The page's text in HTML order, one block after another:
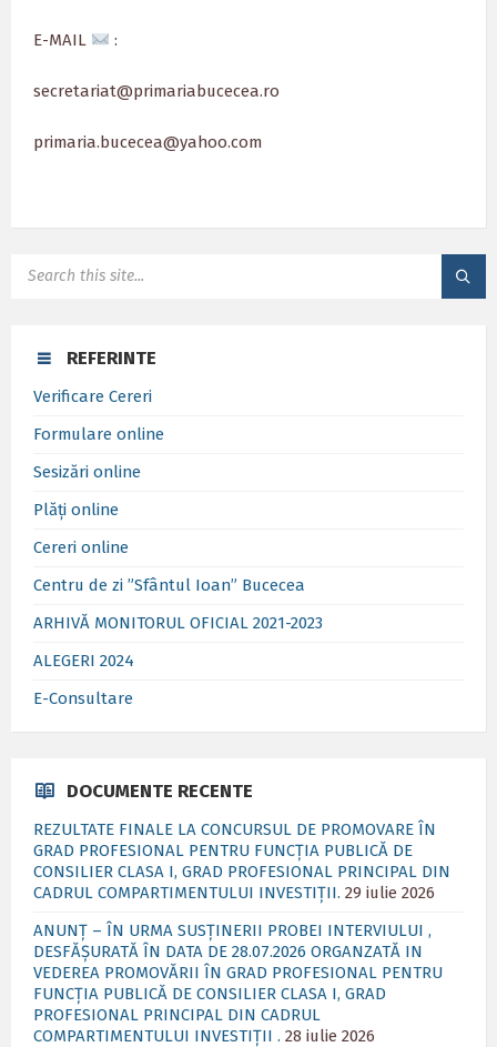
E-MAIL :
secretariat@primariabucecea.ro
primaria.bucecea@yahoo.com
REFERINTE
Verificare Cereri
Formulare online
Sesizări online
Plăți online
Cereri online
Centru de zi ”Sfântul Ioan” Bucecea
ARHIVĂ MONITORUL OFICIAL 2021-2023
ALEGERI 2024
E-Consultare
DOCUMENTE RECENTE
REZULTATE FINALE LA CONCURSUL DE PROMOVARE ÎN
GRAD PROFESIONAL PENTRU FUNCȚIA PUBLICĂ DE
CONSILIER CLASA I, GRAD PROFESIONAL PRINCIPAL DIN
CADRUL COMPARTIMENTULUI INVESTIȚII. 29 iulie 2026
ANUNȚ – ÎN URMA SUSȚINERII PROBEI INTERVIULUI ,
DESFĂȘURATĂ ÎN DATA DE 28.07.2026 ORGANZATĂ IN
VEDEREA PROMOVĂRII ÎN GRAD PROFESIONAL PENTRU
FUNCȚIA PUBLICĂ DE CONSILIER CLASA I, GRAD
PROFESIONAL PRINCIPAL DIN CADRUL
COMPARTIMENTULUI INVESTIȚII . 28 iulie 2026